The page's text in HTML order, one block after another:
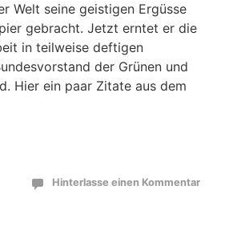
Welt seine geistigen Ergüsse
gebracht. Jetzt erntet er die
in teilweise deftigen
der Grünen und
Hier ein paar Zitate aus dem
Hinterlasse einen Kommentar